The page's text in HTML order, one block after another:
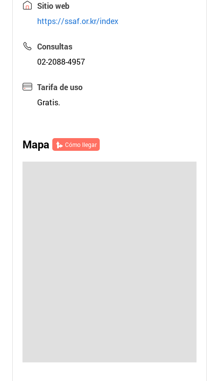
Sitio web
https://ssaf.or.kr/index
Consultas
02-2088-4957
Tarifa de uso
Gratis.
Mapa Cómo llegar